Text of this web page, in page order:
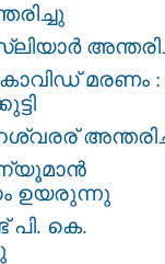
മരണം :
ഉയരുന്നു
കെ.